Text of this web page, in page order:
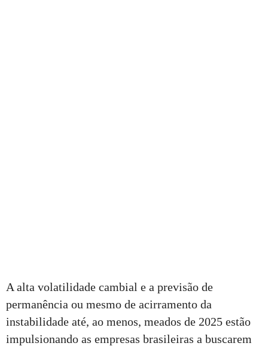
A alta volatilidade cambial e a previsão de
permanência ou mesmo de acirramento da
instabilidade até, ao menos, meados de 2025 estão
impulsionando as empresas brasileiras a buscarem